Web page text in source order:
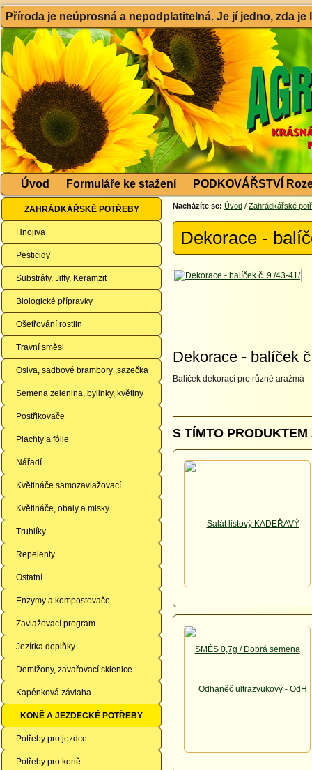
Příroda je neúprosná a nepodplatitelná. Je jí jedno, zda
Úvod Formuláře ke stažení PODKOVÁŘSTVÍ
ZAHRÁDKÁŘSKÉ POTŘEBY
Hnojiva
Pesticidy
Substráty, Jiffy, Keramzit
Biologické přípravky
Ošetřování rostlin
Travní směsi
Osiva, sadbové brambory ,sazečka
Semena zelenina, bylinky, květiny
Postřikovače
Plachty a fólie
Nářadí
Květináče samozavlažovací
Květináče, obaly a misky
Truhlíky
Repelenty
Ostatní
Enzymy a kompostovače
Zavlažovací program
Jezírka doplňky
Demižony, zavařovací sklenice
Kapénková závlaha
KONĚ A JEZDECKÉ POTŘEBY
Potřeby pro jezdce
Potřeby pro koně
Nacházíte se: Úvod / Zahrádkářské
Dekorace -
Dekorace - balíček
Balíček dekorací pro různé aražmá
S TÍMTO